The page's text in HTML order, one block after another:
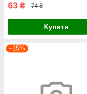
63 ₴ 74 ₴
Купити
–15%